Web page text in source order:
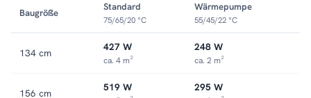
Baugröße
Standard
75/65/20 °C
Wärmepumpe
55/45/22 °C
134 cm 427 W
ca. 4 m²
248 W
ca. 2 m²
156 cm 519 W 295 W